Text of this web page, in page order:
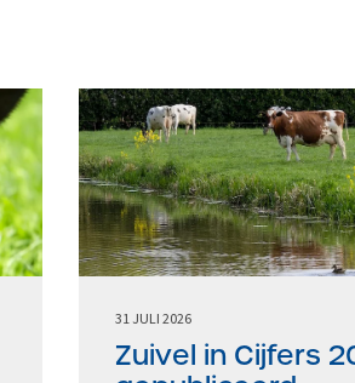
31 JULI 2026
Zuivel in Cijfers